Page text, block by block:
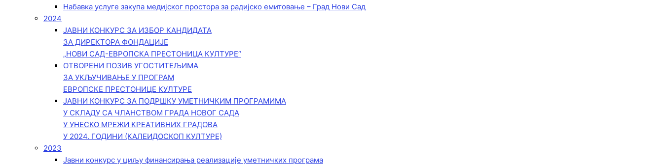
Набавка услуге закупа медијског простора за радијско емитовање – Град Нови Сад
2024
ЈАВНИ КОНКУРС ЗА ИЗБОР КАНДИДАТА
ЗА ДИРЕКТОРА ФОНДАЦИЈЕ
„НОВИ САД-ЕВРОПСКА ПРЕСТОНИЦА КУЛТУРЕ“
ОТВОРЕНИ ПОЗИВ УГОСТИТЕЉИМА
ЗА УКЉУЧИВАЊЕ У ПРОГРАМ
ЕВРОПСКЕ ПРЕСТОНИЦЕ КУЛТУРЕ
ЈАВНИ КОНКУРС ЗА ПОДРШКУ УМЕТНИЧКИМ ПРОГРАМИМА
У СКЛАДУ СА ЧЛАНСТВОМ ГРАДА НОВОГ САДА
У УНЕСКО МРЕЖИ КРЕАТИВНИХ ГРАДОВА
У 2024. ГОДИНИ (КАЛЕИДОСКОП КУЛТУРЕ)
2023
Јавни конкурс у циљу финансирања реализације уметничких програма